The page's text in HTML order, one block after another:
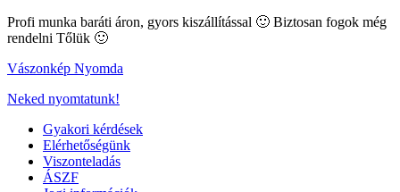
Profi munka baráti áron, gyors kiszállítással 🙂 Biztosan fogok még
rendelni Tőlük 🙂
Vászonkép Nyomda
Neked nyomtatunk!
Gyakori kérdések
Elérhetőségünk
Viszonteladás
ÁSZF